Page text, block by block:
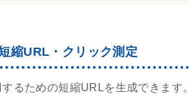
縮URL・クリック測定
るための短縮URLを生成できます。